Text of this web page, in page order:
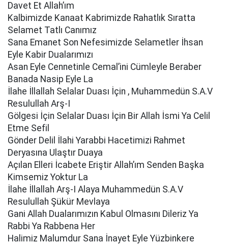
Davet Et Allah’ım
Kalbimizde Kanaat Kabrimizde Rahatlık Sıratta
Selamet Tatlı Canımız
Sana Emanet Son Nefesimizde Selametler İhsan
Eyle Kabir Dualarımızı
Asan Eyle Cennetinle Cemal’ini Cümleyle Beraber
Banada Nasip Eyle La
İlahe İllallah Selalar Duası İçin , Muhammedün S.A.V
Resulullah Arş-I
Gölgesi İçin Selalar Duası İçin Bir Allah İsmi Ya Celil
Etme Sefil
Gönder Delil İlahi Yarabbi Hacetimizi Rahmet
Deryasına Ulaştır Duaya
Açılan Elleri İcabete Eriştir Allah’ım Senden Başka
Kimsemiz Yoktur La
İlahe İllallah Arş-I Alaya Muhammedün S.A.V
Resulullah Şükür Mevlaya
Gani Allah Dualarımızın Kabul Olmasını Dileriz Ya
Rabbi Ya Rabbena Her
Halimiz Malumdur Sana İnayet Eyle Yüzbinkere